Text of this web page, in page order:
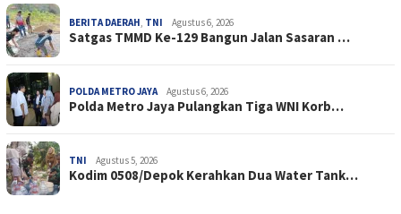
BERITA DAERAH, TNI Agustus 6, 2026
Satgas TMMD Ke-129 Bangun Jalan Sasaran …
POLDA METRO JAYA Agustus 6, 2026
Polda Metro Jaya Pulangkan Tiga WNI Korb…
TNI Agustus 5, 2026
Kodim 0508/Depok Kerahkan Dua Water Tank…